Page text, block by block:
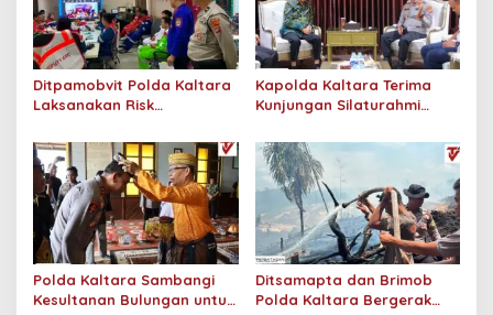
Ditpamobvit Polda Kaltara
Laksanakan Risk
Monaco Tarakan
Kapolda Kaltara Terima
Kunjungan Silaturahmi
Kaltara
Polda Kaltara Sambangi
Kesultanan Bulungan untuk
Ditsamapta dan Brimob
Polda Kaltara Bergerak